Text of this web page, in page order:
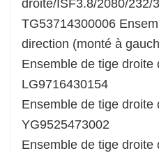
droite/ISF3.8/2080/232/
TG53714300006
direction (monté à
Ensemble de tige droite
LG9716430154
Ensemble de tige droite
YG9525473002
Ensemble de tige droite